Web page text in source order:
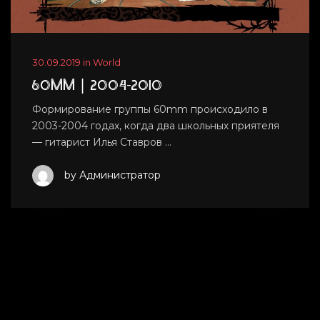
30.09.2019 in World
60MM | 2004-2010
Формирование группы 60mm происходило в
2003-2004 годах, когда два школьных приятеля
— гитарист Илья Ставров …
by Администратор